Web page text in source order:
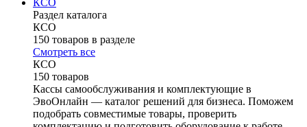
КСО
Раздел каталога
КСО
150 товаров в разделе
Смотреть все
КСО
150 товаров
Кассы самообслуживания и комплектующие в
ЭвоОнлайн — каталог решений для бизнеса. Поможем
подобрать совместимые товары, проверить